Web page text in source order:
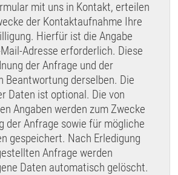
mit uns in Kontakt, erteilen
der Kontaktaufnahme Ihre
Hierfür ist die Angabe
Adresse erforderlich. Diese
der Anfrage und der
Beantwortung derselben. Die
Daten ist optional. Die von
Angaben werden zum Zwecke
der Anfrage sowie für mögliche
gespeichert. Nach Erledigung
Anfrage werden
Daten automatisch gelöscht.